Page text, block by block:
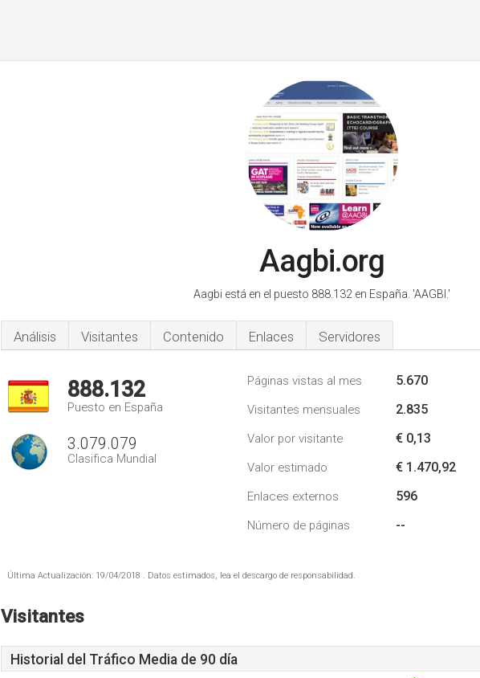
Aagbi.org
Aagbi está en el puesto 888.132 en España. 'AAGBI.'
Análisis Visitantes Contenido Enlaces Servidores
888.132
Puesto en España
3.079.079
Clasifica Mundial
Páginas vistas al mes 5.670
Visitantes mensuales 2.835
Valor por visitante € 0,13
Valor estimado € 1.470,92
Enlaces externos 596
Número de páginas --
Última Actualización: 19/04/2018 . Datos estimados, lea el descargo de responsabilidad.
Visitantes
Historial del Tráfico Media de 90 día